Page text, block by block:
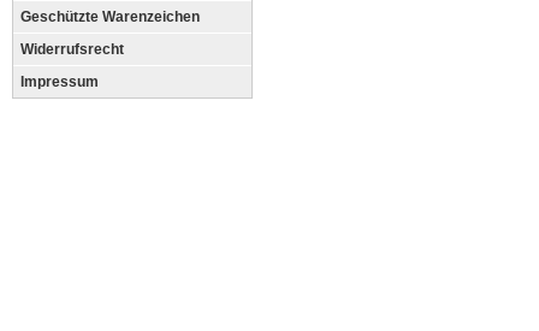
Geschützte Warenzeichen
Widerrufsrecht
Impressum